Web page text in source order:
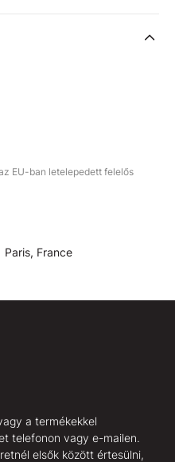
EU-ban letelepedett felelős
Paris, France
a termékekkel
telefonon vagy e-mailen.
elsők között értesülni,